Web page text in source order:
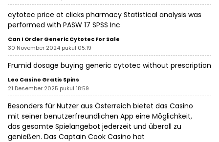
cytotec price at clicks pharmacy Statistical analysis was
performed with PASW 17 SPSS Inc
Can I Order Generic Cytotec For Sale
30 November 2024 pukul 05:19
Frumid dosage buying generic cytotec without prescription
Leo Casino Gratis Spins
21 Desember 2025 pukul 18:59
Besonders für Nutzer aus Österreich bietet das Casino
mit seiner benutzerfreundlichen App eine Möglichkeit,
das gesamte Spielangebot jederzeit und überall zu
genießen. Das Captain Cook Casino hat